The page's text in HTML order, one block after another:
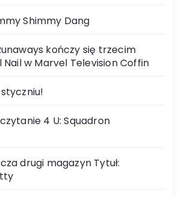
Shimmy Dang
kończy się trzecim
Nail w Marvel Television Coffin
4 U: Squadron
drugi magazyn Tytuł: